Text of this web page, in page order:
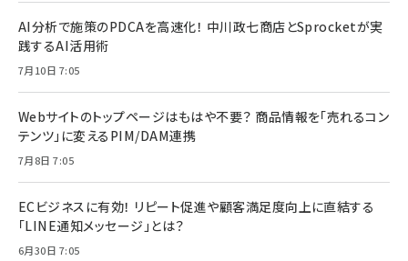
AI分析で施策のPDCAを高速化！ 中川政七商店とSprocketが実
践するAI活用術
7月10日 7:05
Webサイトのトップページはもはや不要？ 商品情報を「売れるコン
テンツ」に変えるPIM/DAM連携
7月8日 7:05
ECビジネスに有効！ リピート促進や顧客満足度向上に直結する
「LINE通知メッセージ」とは？
6月30日 7:05